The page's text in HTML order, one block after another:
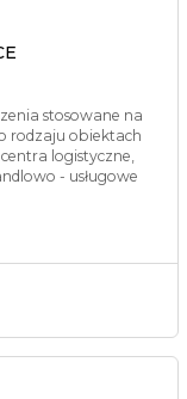
stosowane na
rodzaju obiektach
logistyczne,
- usługowe